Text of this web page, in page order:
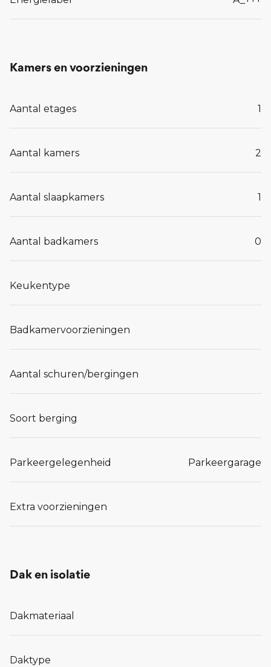
Kamers en voorzieningen
Aantal etages 1
Aantal kamers 2
Aantal slaapkamers 1
Aantal badkamers 0
Keukentype
Badkamervoorzieningen
Aantal schuren/bergingen
Soort berging
Parkeergelegenheid Parkeergarage
Extra voorzieningen
Dak en isolatie
Dakmateriaal
Daktype